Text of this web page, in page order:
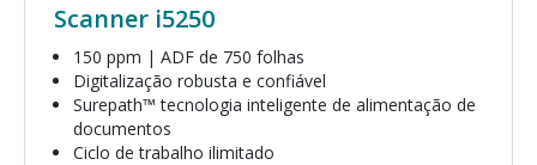
Scanner i5250
150 ppm | ADF de 750 folhas
Digitalização robusta e confiável
Surepath™ tecnologia inteligente de alimentação de
documentos
Ciclo de trabalho ilimitado